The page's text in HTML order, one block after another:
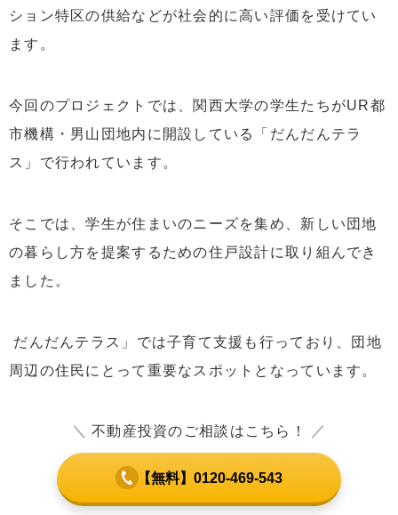
ション特区の供給などが社会的に高い評価を受けてい
ます。
今回のプロジェクトでは、関西大学の学生たちがUR都
市機構・男山団地内に開設している「だんだんテラ
ス」で行われています。
そこでは、学生が住まいのニーズを集め、新しい団地
の暮らし方を提案するための住戸設計に取り組んでき
ました。
だんだんテラス」では子育て支援も行っており、団地
周辺の住民にとって重要なスポットとなっています。
＼ 不動産投資のご相談はこちら！ ／
【無料】0120-469-543